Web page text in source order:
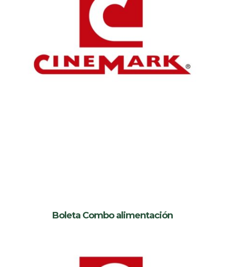
Boleta Combo alimentación